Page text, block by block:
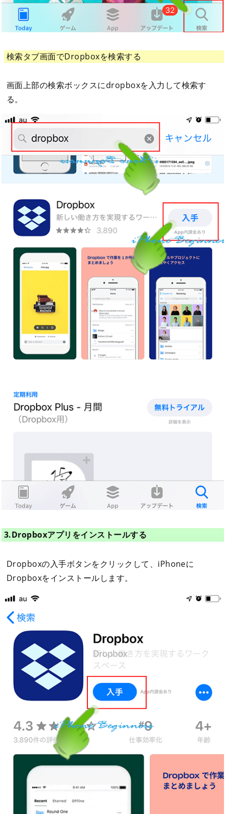
検索タブ画面でDropboxを検索する
画面上部の検索ボックスにdropboxを入力して検索す
る。
3.Dropboxアプリをインストールする
Dropboxの入手ボタンをクリックして、iPhoneに
Dropboxをインストールします。